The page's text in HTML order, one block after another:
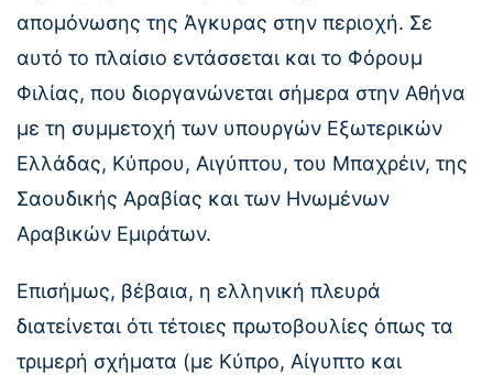
απομόνωσης της Άγκυρας στην περιοχή. Σε
αυτό το πλαίσιο εντάσσεται και το Φόρουμ
Φιλίας, που διοργανώνεται σήμερα στην Αθήνα
με τη συμμετοχή των υπουργών Εξωτερικών
Ελλάδας, Κύπρου, Αιγύπτου, του Μπαχρέιν, της
Σαουδικής Αραβίας και των Ηνωμένων
Αραβικών Εμιράτων.
Επισήμως, βέβαια, η ελληνική πλευρά
διατείνεται ότι τέτοιες πρωτοβουλίες όπως τα
τριμερή σχήματα (με Κύπρο, Αίγυπτο και